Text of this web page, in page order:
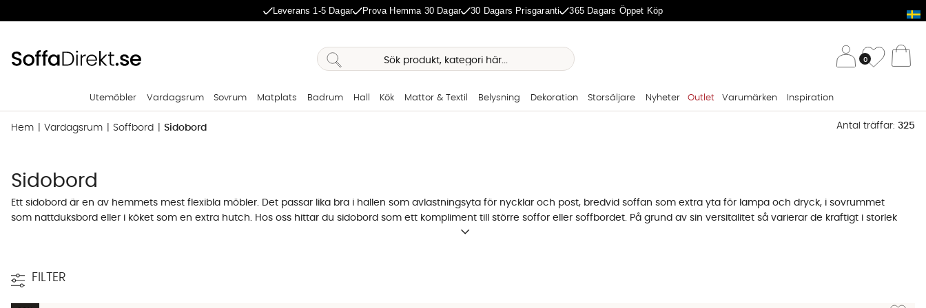
Leverans 1-5 Dagar Prova Hemma 30 Dagar 30 Dagars Prisgaranti 365 Dagars Öppet Köp
0
Utemöbler Vardagsrum Sovrum Matplats Badrum Hall Kök Mattor & Textil Belysning Dekoration Storsäljare Nyheter Outlet Varumärken Inspiration
Hem Vardagsrum Soffbord Sidobord Antal träffar: 325
Sidobord
Ett sidobord är en av hemmets mest flexibla möbler. Det passar lika bra i hallen som avlastningsyta för nycklar och post, bredvid soffan som extra yta för lampa och dryck, i sovrummet
som nattduksbord eller i köket som en extra hutch. Hos oss hittar du sidobord som ett kompliment till större soffor eller soffbordet. På grund av sin versitalitet så varierar de kraftigt i storlek
både i höjd, bredd och längd. Valet handlar om var i hemmet bordet ska stå och vad som behöver rymmas på det.
Samma möbeltyp fungerar i flera rum, men förväntningarna man har på sitt sidobord skiljer sig åt beroende på dess placering. I hallen behöver du ett sidobord som tål att mötas av våta
FILTER
Lägg till